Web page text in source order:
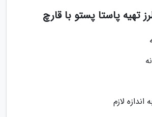
تهیه پاستا پستو با قارچ
لازم